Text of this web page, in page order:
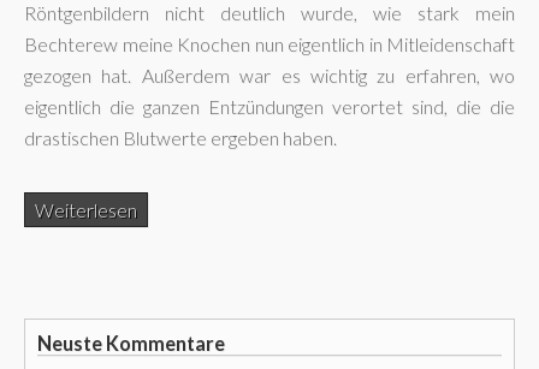
Röntgenbildern nicht deutlich wurde, wie stark mein
Bechterew meine Knochen nun eigentlich in Mitleidenschaft
gezogen hat. Außerdem war es wichtig zu erfahren, wo
eigentlich die ganzen Entzündungen verortet sind, die die
drastischen Blutwerte ergeben haben.
Weiterlesen
Neuste Kommentare